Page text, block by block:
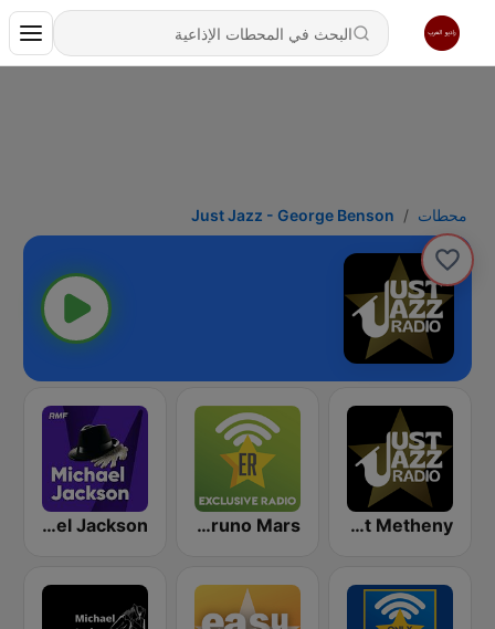
محطات Just Jazz - George Benson
Just Jazz - Pat Metheny
Exclusively Bruno Mars
RMF Michael Jackson